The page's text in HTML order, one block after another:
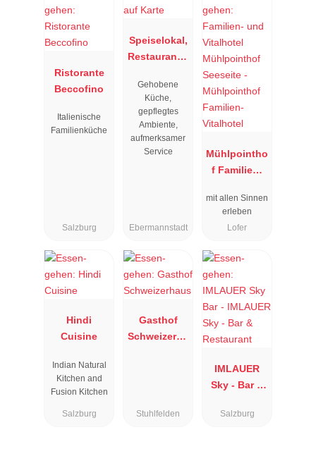
Ristorante
Beccofino
Italienische
Familienküche
Salzburg
Speiselokal,
Restaurant "
"
Gehobene
Küche,
gepflegtes
Ambiente,
aufmerksamer
Service
Ebermannstadt
Mühlpointho
f Familien-
mit allen Sinnen
erleben
Lofer
Hindi
Cuisine
Indian Natural
Kitchen and
Fusion Kitchen
Salzburg
Gasthof
Schweizerha
Stuhlfelden
IMLAUER
Sky - Bar &
Salzburg